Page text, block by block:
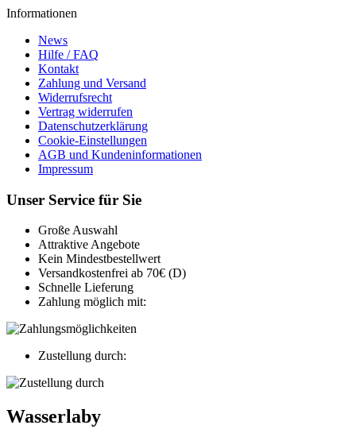
Informationen
News
Hilfe / FAQ
Kontakt
Zahlung und Versand
Widerrufsrecht
Vertrag widerrufen
Datenschutzerklärung
Cookie-Einstellungen
AGB und Kundeninformationen
Impressum
Unser Service für Sie
Große Auswahl
Attraktive Angebote
Kein Mindestbestellwert
Versandkostenfrei ab 70€ (D)
Schnelle Lieferung
Zahlung möglich mit:
Zustellung durch:
Wasserlaby